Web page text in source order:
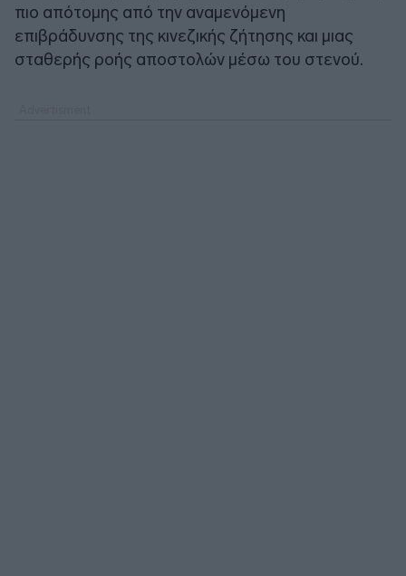
πιο απότομης από την αναμενόμενη
επιβράδυνσης της κινεζικής ζήτησης και μιας
σταθερής ροής αποστολών μέσω του στενού.